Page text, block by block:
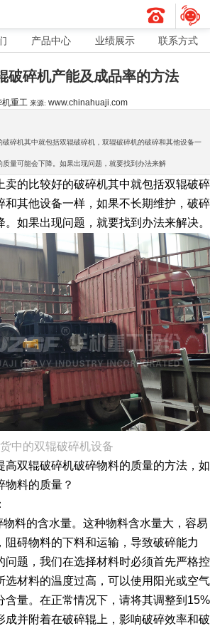
产品中心 业绩展示 联系方式
破碎机产能及成品率的方法
机重工 来源: www.chinahuaji.com
破碎机其中就包括双辊破碎机，双辊破碎机的破碎和其他设备一
量可能会下降。如果出现问题，就要找到办法来解
的比较好的破碎机其中就包括双辊破碎
和其他设备一样，如果不长期维护，破碎
如果出现问题，就要找到办法来解决。
中的双辊破碎机设备
双辊破碎机破碎物料的质量的方法，如
物料的质量？
料的含水量。这种物料含水量大，容易
阻碍物料的下料和运输，导致破碎能力
问题，我们在选择材料时必须首先严格控
选材料的温度过高，可以使用阳光或空气
含量。在正常情况下，请将其调整到15%
成并附着在破碎辊上，影响破碎效率和破